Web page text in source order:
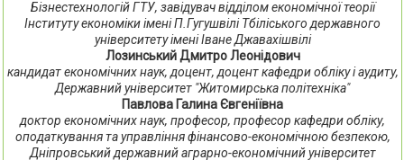
Бізнестехнологій ГТУ, завідувач відділом економічної теорії
Інституту економіки імені П.Гугушвілі Тбіліського державного
університету імені Іване Джавахішвілі
Лозинський Дмитро Леонідович
кандидат економічних наук, доцент, доцент кафедри обліку і аудиту,
Державний університет "Житомирська політехніка"
Павлова Галина Євгеніївна
доктор економічних наук, професор, професор кафедри обліку,
оподаткування та управління фінансово-економічною безпекою,
Дніпровський державний аграрно-економічний університет